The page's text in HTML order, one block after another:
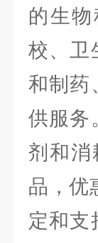
的生
校、卫
和制药
供服务
剂和消
品，优
定和支